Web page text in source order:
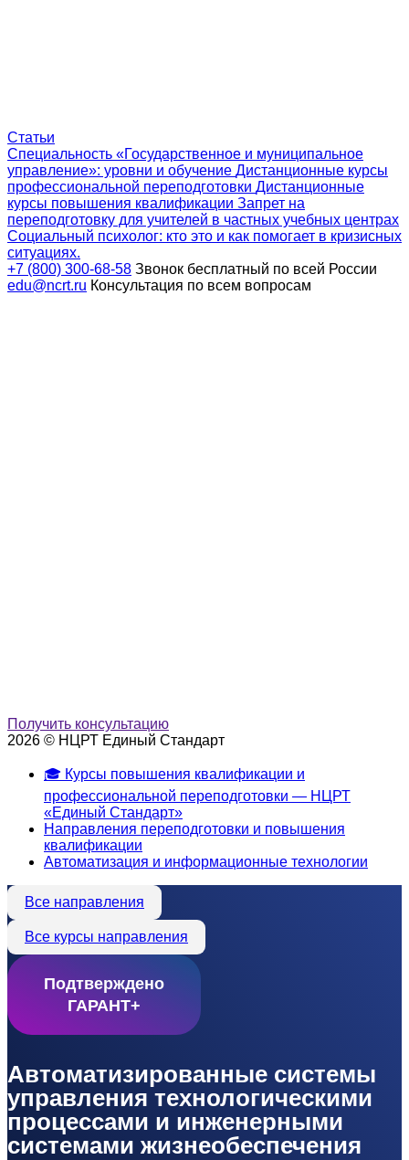
Статьи
Специальность «Государственное и муниципальное
управление»: уровни и обучение Дистанционные курсы
профессиональной переподготовки Дистанционные
курсы повышения квалификации Запрет на
переподготовку для учителей в частных учебных центрах
Социальный психолог: кто это и как помогает в кризисных
ситуациях.
+7 (800) 300-68-58 Звонок бесплатный по всей России
edu@ncrt.ru Консультация по всем вопросам
Получить консультацию
2026 © НЦРТ Единый Стандарт
🎓 Курсы повышения квалификации и
профессиональной переподготовки — НЦРТ
«Единый Стандарт»
Направления переподготовки и повышения
квалификации
Автоматизация и информационные технологии
Все направления
Все курсы направления
Автоматизированные системы
управления технологическими
процессами и инженерными
системами жизнеобеспечения
Подтверждено
ГАРАНТ+